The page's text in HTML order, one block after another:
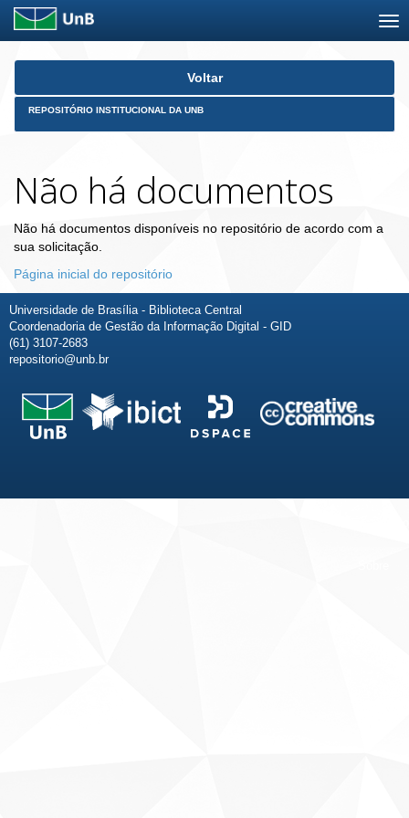
Skip
Voltar
REPOSITÓRIO INSTITUCIONAL DA UNB
Não há documentos
Não há documentos disponíveis no repositório de acordo com a
sua solicitação.
Página inicial do repositório
Universidade de Brasília - Biblioteca Central
Coordenadoria de Gestão da Informação Digital - GID
(61) 3107-2683
repositorio@unb.br